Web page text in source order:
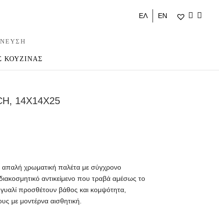
ΕΛ ΕΝ
ΚΟΥΖΙΝΑΣ
14X14X25
χρωματική παλέτα με σύγχρονο
αντικείμενο που τραβά αμέσως το
γυαλί προσθέτουν βάθος και κομψότητα,
με μοντέρνα αισθητική.